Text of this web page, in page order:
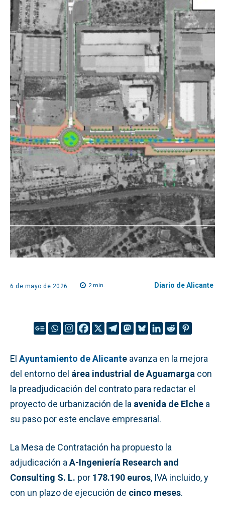
6 de mayo de 2026 2min. Diario de Alicante
El Ayuntamiento de Alicante avanza en la mejora
del entorno del área industrial de Aguamarga con
la preadjudicación del contrato para redactar el
proyecto de urbanización de la avenida de Elche a
su paso por este enclave empresarial.
La Mesa de Contratación ha propuesto la
adjudicación a A-Ingeniería Research and
Consulting S. L. por 178.190 euros, IVA incluido, y
con un plazo de ejecución de cinco meses.